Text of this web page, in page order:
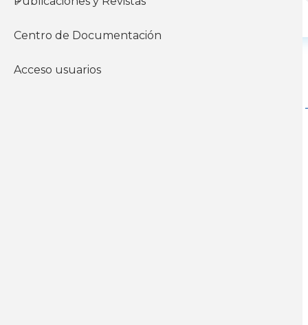
Centro de Documentación
Acceso usuarios